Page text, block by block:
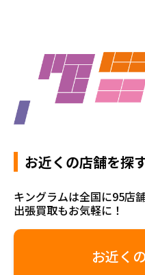
お近くの店舗を探
キングラムは全国に95店舗
出張買取もお気軽に！
お近く